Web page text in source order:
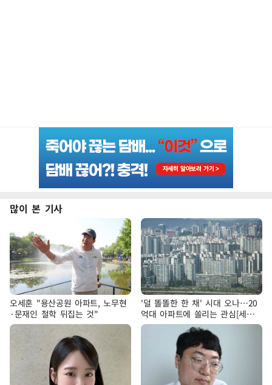
많이 본 기사
오세훈 "용산공원 아파트, 노무현
·문재인 철학 뒤집는 것"
'덜 똘똘한 한 채' 시대 오나…20
억대 아파트에 쏠리는 관심[세제
개편, 그 이후②]